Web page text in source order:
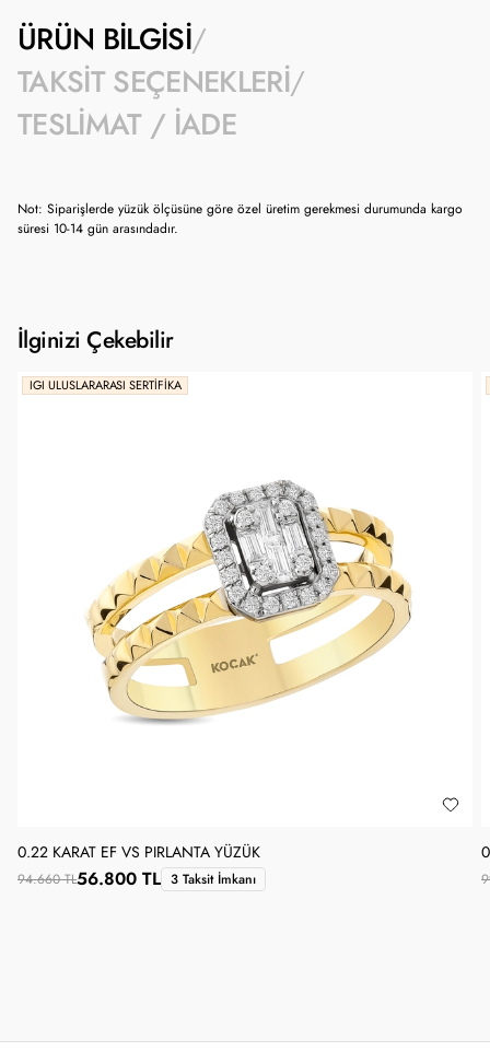
ÜRÜN BILGISI
TAKSIT SEÇENEKLERI
TESLIMAT / İADE
Not: Siparişlerde yüzük ölçüsüne göre özel üretim gerekmesi durumunda kargo
süresi 10-14 gün arasındadır.
İlginizi Çekebilir
IGI ULUSLARARASI SERTIFIKA
0.22 KARAT EF VS PIRLANTA YÜZÜK
94.660 TL56.800 TL 3 Taksit İmkanı